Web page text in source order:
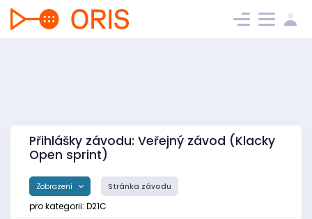
Přihlášky závodu: Veřejný závod (Klacky
Open sprint)
Zobrazení Stránka závodu
pro kategorii: D21C